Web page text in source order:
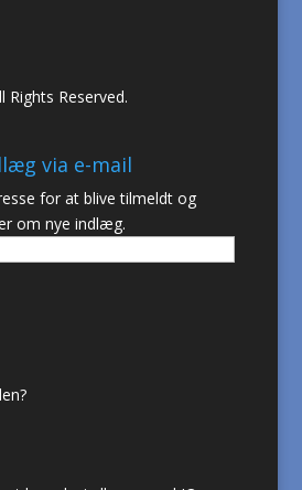
Reserved.
via e-mail
for at blive tilmeldt og
om nye indlæg.